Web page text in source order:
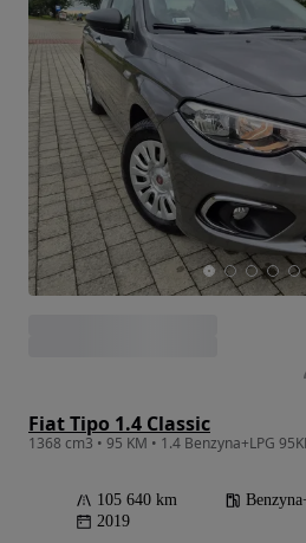
Fiat Tipo 1.4 Classic
105 640 km
2019